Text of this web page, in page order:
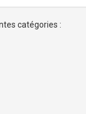
catégories :